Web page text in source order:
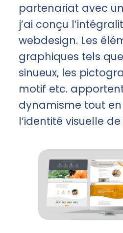
partenariat avec
j’ai conçu
webdesign. Les
graphiques tels
sinueux, les
motif etc.
dynamisme tout
l’identité visuelle